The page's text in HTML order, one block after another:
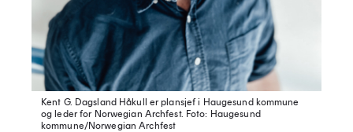
Kent G. Dagsland Håkull er plansjef i Haugesund kommune
og leder for Norwegian Archfest. Foto: Haugesund
kommune/Norwegian Archfest